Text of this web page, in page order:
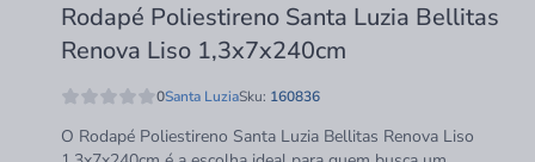
Rodapé Poliestireno Santa Luzia Bellitas
Renova Liso 1,3x7x240cm
0Santa LuziaSku: 160836
O Rodapé Poliestireno Santa Luzia Bellitas Renova Liso